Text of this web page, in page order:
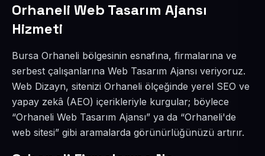
Orhaneli Web Tasarım Ajansı
Hizmeti
Bursa Orhaneli bölgesinin esnafına, firmalarına ve
serbest çalışanlarına Web Tasarım Ajansı veriyoruz.
Web Dizayn, sitenizi Orhaneli ölçeğinde yerel SEO ve
yapay zekâ (AEO) içerikleriyle kurgular; böylece
“Orhaneli Web Tasarım Ajansı” ya da “Orhaneli'de
web sitesi” gibi aramalarda görünürlüğünüzü artırır.